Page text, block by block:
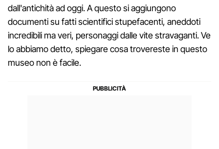
dall'antichità ad oggi. A questo si aggiungono
documenti su fatti scientifici stupefacenti, aneddoti
incredibili ma veri, personaggi dalle vite stravaganti. Ve
lo abbiamo detto, spiegare cosa trovereste in questo
museo non è facile.